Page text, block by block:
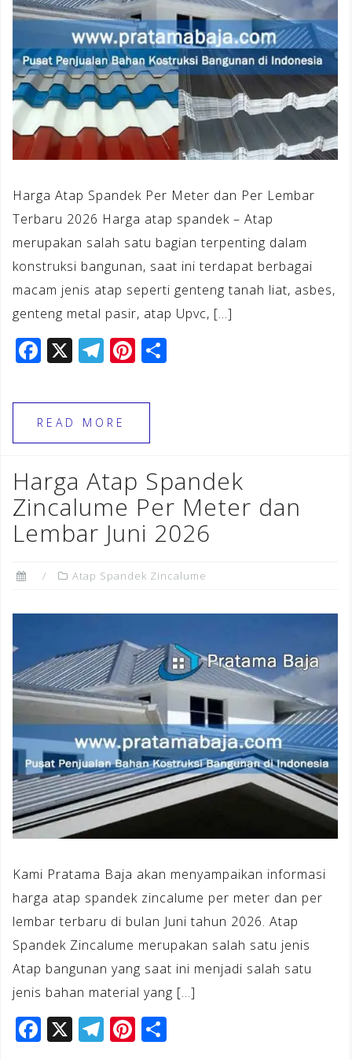
Harga Atap Spandek Per Meter dan Per Lembar
Terbaru 2026 Harga atap spandek – Atap
merupakan salah satu bagian terpenting dalam
konstruksi bangunan, saat ini terdapat berbagai
macam jenis atap seperti genteng tanah liat, asbes,
genteng metal pasir, atap Upvc, […]
F
c
e
b
o
o
k
X T
e
gr
a
m
Pi
te
e
st
READ MORE
Harga Atap Spandek
Zincalume Per Meter dan
Lembar Juni 2026
Atap Spandek Zincalume
Kami Pratama Baja akan menyampaikan informasi
harga atap spandek zincalume per meter dan per
lembar terbaru di bulan Juni tahun 2026. Atap
Spandek Zincalume merupakan salah satu jenis
Atap bangunan yang saat ini menjadi salah satu
jenis bahan material yang […]
F X T Pi